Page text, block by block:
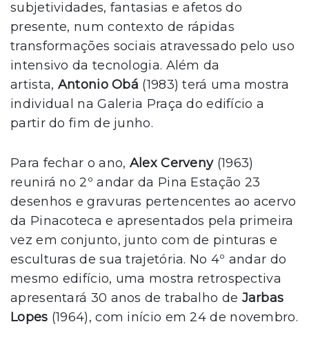
subjetividades, fantasias e afetos do
presente, num contexto de rápidas
transformações sociais atravessado pelo uso
intensivo da tecnologia. Além da
artista, Antonio Obá (1983) terá uma mostra
individual na Galeria Praça do edifício a
partir do fim de junho.
Para fechar o ano, Alex Cerveny (1963)
reunirá no 2º andar da Pina Estação 23
desenhos e gravuras pertencentes ao acervo
da Pinacoteca e apresentados pela primeira
vez em conjunto, junto com de pinturas e
esculturas de sua trajetória. No 4º andar do
mesmo edifício, uma mostra retrospectiva
apresentará 30 anos de trabalho de Jarbas
Lopes (1964), com início em 24 de novembro.